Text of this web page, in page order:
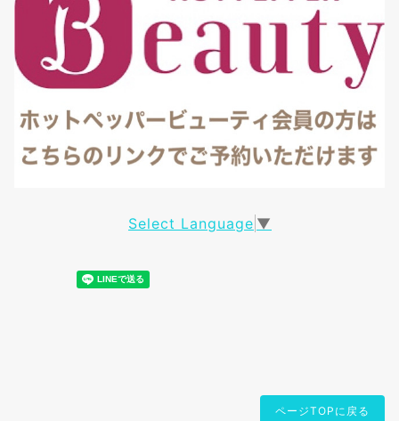
Select Language ▼
ページTOPに戻る